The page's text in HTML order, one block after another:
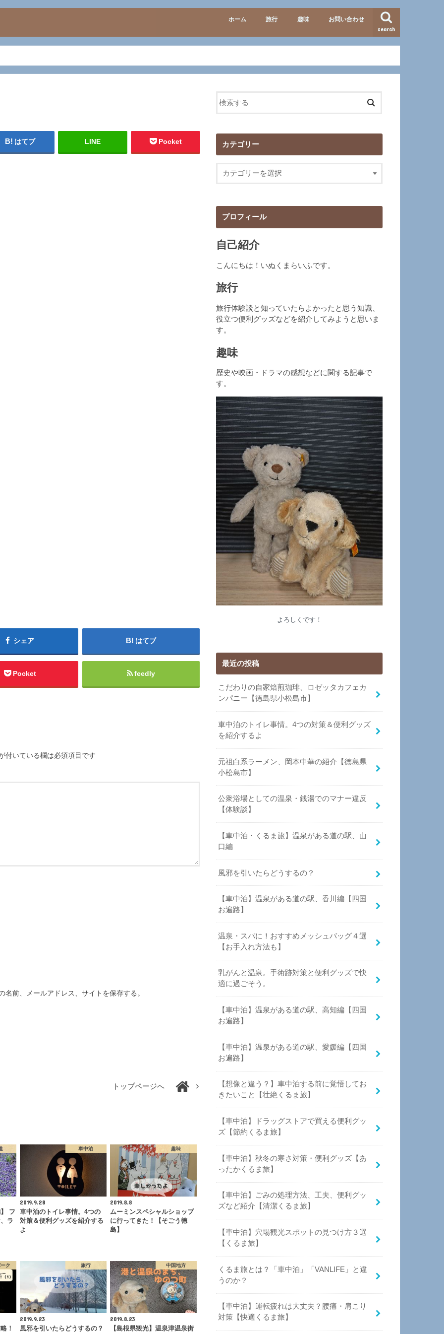
search
ホーム 旅行
準備・便利グッズ
テーマパーク
北海道
九州
イタリア
趣味
歴史
映画･ドラマ
お問い合わせ
はてブ LINE Pocket
シェア はてブ
Pocket feedly
付いている欄は必須項目です
前、メールアドレス、サイトを保存する。
トップページへ
フ
ラ
車中泊
2019.9.28
車中泊のトイレ事情。4つの
対策＆便利グッズを紹介する
よ
趣味
2019.8.8
ムーミンスペシャルショップ
に行ってきた！【そごう徳
島】
ク
！
旅行
2019.9.23
風邪を引いたらどうするの？
中国地方
2019.8.23
【島根県観光】温泉津温泉街
カテゴリー
プロフィール
自己紹介
こんにちは！いぬくまらいふです。
旅行
旅行体験談と知っていたらよかったと思う知識、
役立つ便利グッズなどを紹介してみようと思いま
す。
趣味
歴史や映画・ドラマの感想などに関する記事で
す。
よろしくです！
最近の投稿
こだわりの自家焙煎珈琲、ロゼッタカフェカ
ンパニー【徳島県小松島市】
車中泊のトイレ事情。4つの対策＆便利グッズ
を紹介するよ
元祖白系ラーメン、岡本中華の紹介【徳島県
小松島市】
公衆浴場としての温泉・銭湯でのマナー違反
【体験談】
【車中泊・くるま旅】温泉がある道の駅、山
口編
風邪を引いたらどうするの？
【車中泊】温泉がある道の駅、香川編【四国
お遍路】
温泉・スパに！おすすめメッシュバッグ４選
【お手入れ方法も】
乳がんと温泉。手術跡対策と便利グッズで快
適に過ごそう。
【車中泊】温泉がある道の駅、高知編【四国
お遍路】
【車中泊】温泉がある道の駅、愛媛編【四国
お遍路】
【想像と違う？】車中泊する前に覚悟してお
きたいこと【壮絶くるま旅】
【車中泊】ドラッグストアで買える便利グッ
ズ【節約くるま旅】
【車中泊】秋冬の寒さ対策・便利グッズ【あ
ったかくるま旅】
【車中泊】ごみの処理方法、工夫、便利グッ
ズなど紹介【清潔くるま旅】
【車中泊】穴場観光スポットの見つけ方３選
【くるま旅】
くるま旅とは？「車中泊」「VANLIFE」と違
うのか？
【車中泊】運転疲れは大丈夫？腰痛・肩こり
対策【快適くるま旅】